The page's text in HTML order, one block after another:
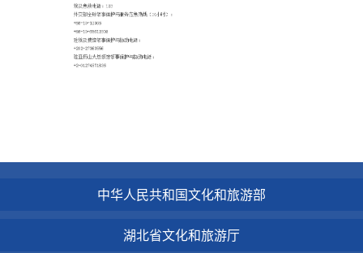
中华人民共和国文化和旅游部
湖北省文化和旅游厅